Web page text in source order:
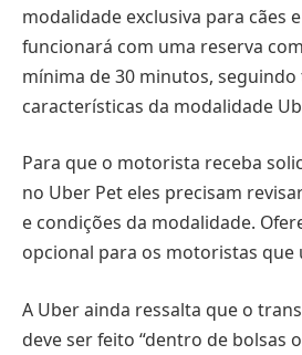
modalidade exclusiva para cães
funcionará com uma reserva
mínima de 30 minutos, seguindo
características da modalidade
Para que o motorista receba
no Uber Pet eles precisam
e condições da modalidade.
opcional para os motoristas que
A Uber ainda ressalta que o
deve ser feito “dentro de bolsas